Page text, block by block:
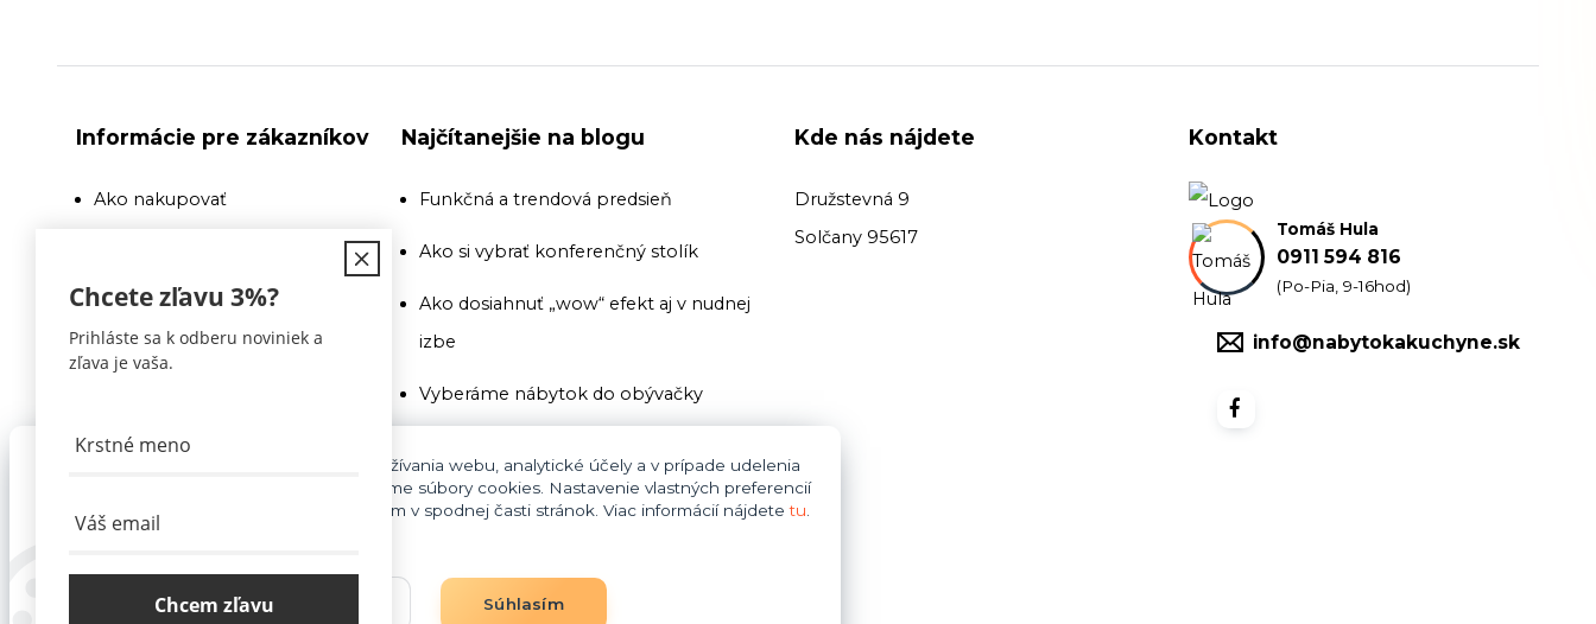
Informácie pre zákazníkov
Ako nakupovať
Recenzie a odporúčania
Obchodné podmienky
Blog
Najčítanejšie na blogu
Funkčná a trendová predsieň
Ako si vybrať konferenčný stolík
Ako dosiahnuť „wow“ efekt aj v nudnej
izbe
Vyberáme nábytok do obývačky
Na toto si pri zariaďovani kúpeľne dajte
Vyberáme nábytok do obývačky
Kde nás nájdete
Družstevná 9
Solčany 95617
Kontakt
Tomáš Hula
0911 594 816
(Po-Pia, 9-16hod)
info@nabytokakuchyne.sk
Pre základnú funkčnosť, spríjemnenie používania webu, analytické účely a v prípade udelenia
súhlasu aj na účely cielenia reklamy využívame súbory cookies. Nastavenie vlastných preferencií
cookies môžete kedykoľvek upraviť odkazom v spodnej časti stránok. Viac informácií nájdetetu
Súhlasím
Chcete zľavu 3%?
Prihláste sa k odberu noviniek a
zľava je vaša.
Chcem zľavu